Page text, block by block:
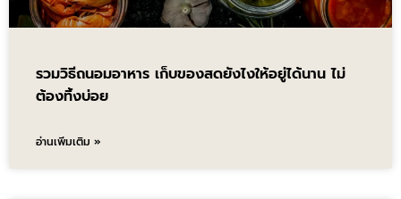
รวมวิธีถนอมอาหาร เก็บของสดยังไงให้อยู่ได้นาน ไม่
ต้องทิ้งบ่อย
อ่านเพิ่มเติม »